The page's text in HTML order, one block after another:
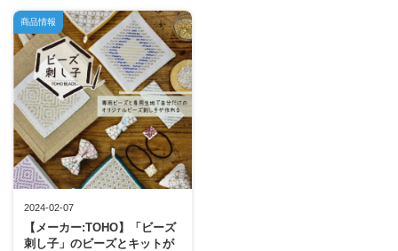
2024-02-07
【メーカー:TOHO】「ビーズ
刺し子」のビーズとキットが
商品情報